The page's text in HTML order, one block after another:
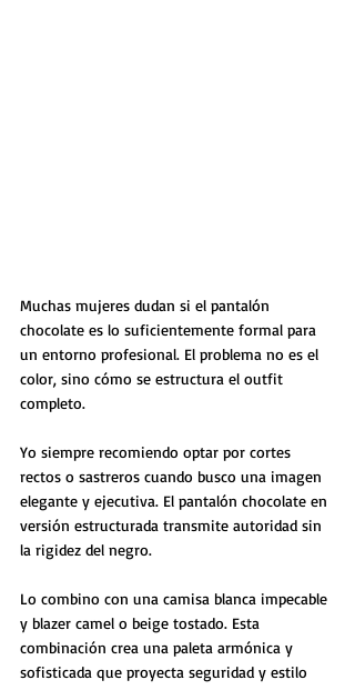
Muchas mujeres dudan si el pantalón
chocolate es lo suficientemente formal para
un entorno profesional. El problema no es el
color, sino cómo se estructura el outfit
completo.
Yo siempre recomiendo optar por cortes
rectos o sastreros cuando busco una imagen
elegante y ejecutiva. El pantalón chocolate en
versión estructurada transmite autoridad sin
la rigidez del negro.
Lo combino con una camisa blanca impecable
y blazer camel o beige tostado. Esta
combinación crea una paleta armónica y
sofisticada que proyecta seguridad y estilo